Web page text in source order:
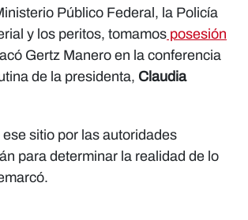
Público Federal, la Policía
y los peritos, tomamos posesión
Gertz Manero en la conferencia
de la presidenta, Claudia
sitio por las autoridades
para determinar la realidad de lo